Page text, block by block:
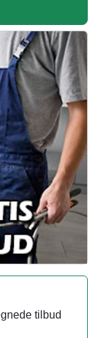
tilbud